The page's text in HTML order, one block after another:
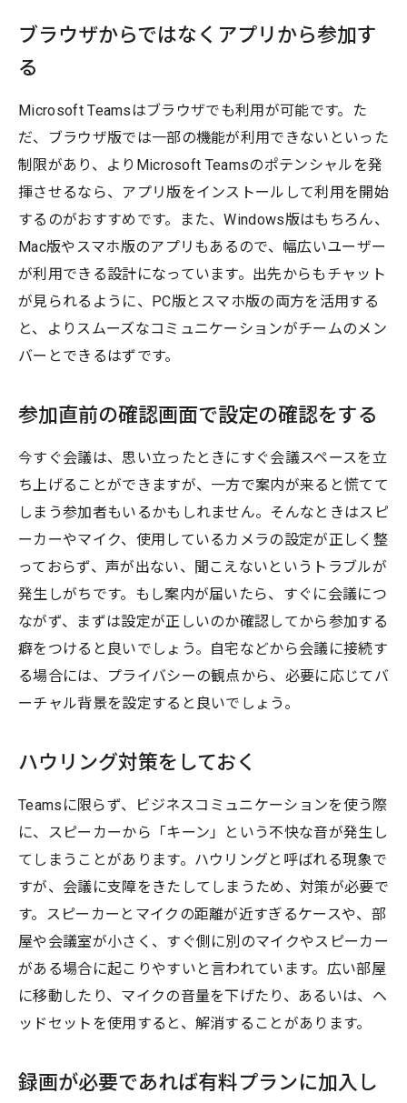
ブラウザからではなくアプリから参加す
る
Microsoft Teamsはブラウザでも利用が可能です。た
だ、ブラウザ版では一部の機能が利用できないといった
制限があり、よりMicrosoft Teamsのポテンシャルを発
揮させるなら、アプリ版をインストールして利用を開始
するのがおすすめです。また、Windows版はもちろん、
Mac版やスマホ版のアプリもあるので、幅広いユーザー
が利用できる設計になっています。出先からもチャット
が見られるように、PC版とスマホ版の両方を活用する
と、よりスムーズなコミュニケーションがチームのメン
バーとできるはずです。
参加直前の確認画面で設定の確認をする
今すぐ会議は、思い立ったときにすぐ会議スペースを立
ち上げることができますが、一方で案内が来ると慌てて
しまう参加者もいるかもしれません。そんなときはスピ
ーカーやマイク、使用しているカメラの設定が正しく整
っておらず、声が出ない、聞こえないというトラブルが
発生しがちです。もし案内が届いたら、すぐに会議につ
ながず、まずは設定が正しいのか確認してから参加する
癖をつけると良いでしょう。自宅などから会議に接続す
る場合には、プライバシーの観点から、必要に応じてバ
ーチャル背景を設定すると良いでしょう。
ハウリング対策をしておく
Teamsに限らず、ビジネスコミュニケーションを使う際
に、スピーカーから「キーン」という不快な音が発生し
てしまうことがあります。ハウリングと呼ばれる現象で
すが、会議に支障をきたしてしまうため、対策が必要で
す。スピーカーとマイクの距離が近すぎるケースや、部
屋や会議室が小さく、すぐ側に別のマイクやスピーカー
がある場合に起こりやすいと言われています。広い部屋
に移動したり、マイクの音量を下げたり、あるいは、ヘ
ッドセットを使用すると、解消することがあります。
録画が必要であれば有料プランに加入し